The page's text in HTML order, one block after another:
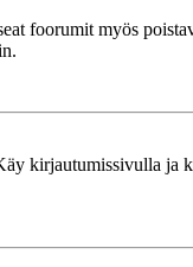
foorumit myös
kirjautumissivulla ja